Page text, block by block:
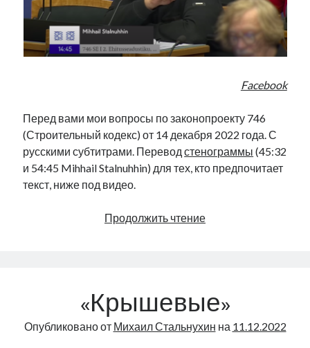
Facebook
Перед вами мои вопросы по законопроекту 746
(Строительный кодекс) от 14 декабря 2022 года. С
русскими субтитрами. Переводстенограммы (45:32
и 54:45 Mihhail Stalnuhhin) для тех, кто предпочитает
текст, ниже под видео.
Продолжить чтениеЧто,
была
«Крышевые»
Опубликовано от Михаил Стальнухин на 11.12.2022